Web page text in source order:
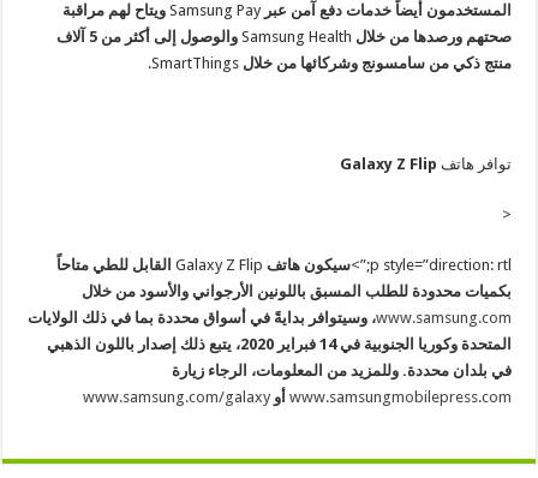
المستخدمون أيضاً خدمات دفع آمن عبر Samsung Payويتاح لهم مراقبة
صحتهم ورصدها من خلال Samsung Health
والوصول إلى أكثر من 5 آلاف
منتج ذكي من سامسونج وشركائها من خلال SmartThings.
توافر هاتف Galaxy Z Flip
<
p style=”direction: rtl;”> سيكون هاتف Galaxy Z Flip القابل للطي متاحاً
بكميات محدودة للطلب المسبق باللونين الأرجواني والأسود من خلال
www.samsung.com، وسيتوافر بدايةً في أسواق محددة بما في ذلك الولايات
المتحدة وكوريا الجنوبية في 14 فبراير 2020، يتبع ذلك إصدار باللون الذهبي
في بلدان محددة. وللمزيد من المعلومات، الرجاء زيارة
www.samsungmobilepress.comأو www.samsung.com/galaxy